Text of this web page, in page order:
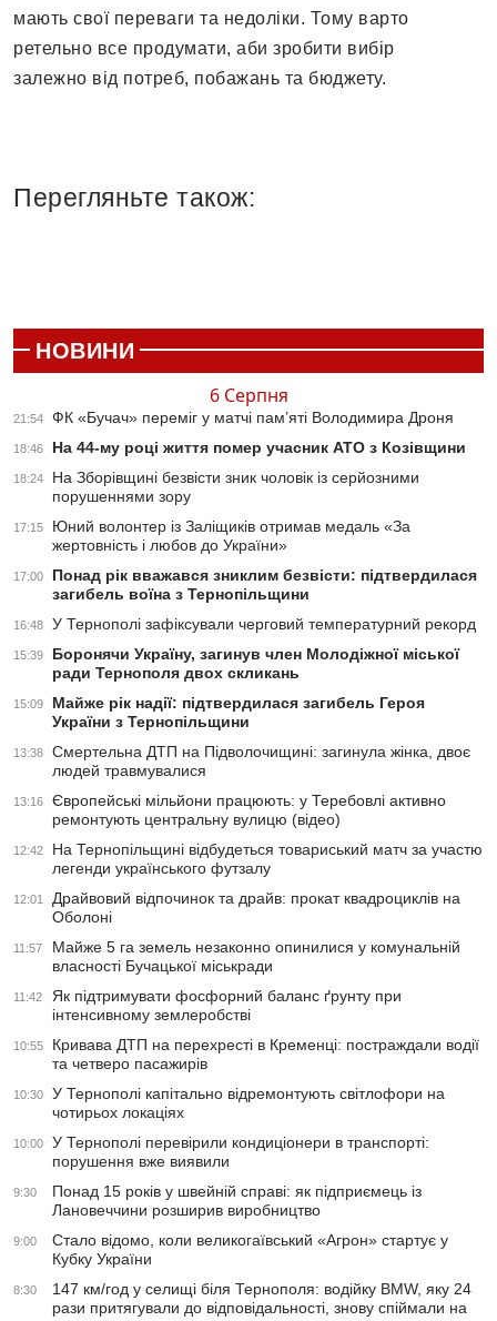
мають свої переваги та недоліки. Тому варто
ретельно все продумати, аби зробити вибір
залежно від потреб, побажань та бюджету.
Перегляньте також:
НОВИНИ
6 Серпня
21:54 ФК «Бучач» переміг у матчі пам’яті Володимира Дроня
18:46 На 44-му році життя помер учасник АТО з Козівщини
18:24
На Зборівщині безвісти зник чоловік із серйозними
порушеннями зору
17:15
Юний волонтер із Заліщиків отримав медаль «За
жертовність і любов до України»
17:00
Понад рік вважався зниклим безвісти: підтвердилася
загибель воїна з Тернопільщини
16:48 У Тернополі зафіксували черговий температурний рекорд
15:39
Боронячи Україну, загинув член Молодіжної міської
ради Тернополя двох скликань
15:09
Майже рік надії: підтвердилася загибель Героя
України з Тернопільщини
13:38
Смертельна ДТП на Підволочищині: загинула жінка, двоє
людей травмувалися
13:16
Європейські мільйони працюють: у Теребовлі активно
ремонтують центральну вулицю (відео)
12:42
На Тернопільщині відбудеться товариський матч за участю
легенди українського футзалу
12:01
Драйвовий відпочинок та драйв: прокат квадроциклів на
Оболоні
11:57
Майже 5 га земель незаконно опинилися у комунальній
власності Бучацької міськради
11:42
Як підтримувати фосфорний баланс ґрунту при
інтенсивному землеробстві
10:55
Кривава ДТП на перехресті в Кременці: постраждали водії
та четверо пасажирів
10:30
У Тернополі капітально відремонтують світлофори на
чотирьох локаціях
10:00
У Тернополі перевірили кондиціонери в транспорті:
порушення вже виявили
9:30
Понад 15 років у швейній справі: як підприємець із
Лановеччини розширив виробництво
9:00
Стало відомо, коли великогаївський «Агрон» стартує у
Кубку України
8:30
147 км/год у селищі біля Тернополя: водійку BMW, яку 24
рази притягували до відповідальності, знову спіймали на